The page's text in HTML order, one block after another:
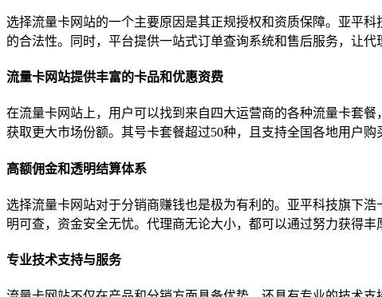
选择流量卡网站的一个主要原因是其正规授权和资质保障。亚平科
的合法性。同时，平台提供一站式订单查询系统和售后服务，让代
流量卡网站提供丰富的卡品和优惠资费
在流量卡网站上，用户可以找到来自四大运营商的各种流量卡套
获取更大市场份额。其号卡套餐超过50种，且支持全国各地用户购
高额佣金和透明结算体系
选择流量卡网站对于分销商赚钱也是极为有利的。亚平科技旗下
明可查，资金安全无忧。代理商无论大小，都可以通过努力获得丰
专业技术支持与服务